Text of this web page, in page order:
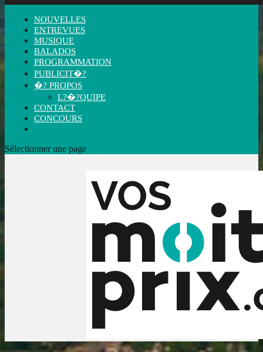
NOUVELLES
ENTREVUES
MUSIQUE
BALADOS
PROGRAMMATION
PUBLICIT�?
�? PROPOS
L?�?QUIPE
CONTACT
CONCOURS
Sélectionner une page